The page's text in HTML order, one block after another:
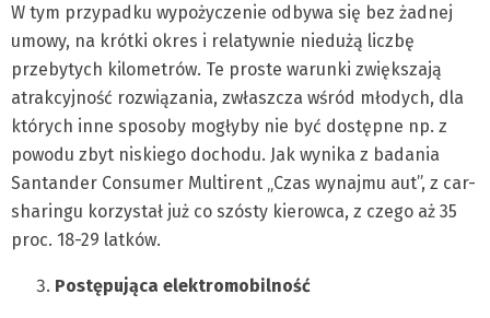
W tym przypadku wypożyczenie odbywa się bez żadnej
umowy, na krótki okres i relatywnie niedużą liczbę
przebytych kilometrów. Te proste warunki zwiększają
atrakcyjność rozwiązania, zwłaszcza wśród młodych, dla
których inne sposoby mogłyby nie być dostępne np. z
powodu zbyt niskiego dochodu. Jak wynika z badania
Santander Consumer Multirent „Czas wynajmu aut”, z car-
sharingu korzystał już co szósty kierowca, z czego aż 35
proc. 18-29 latków.
Postępująca elektromobilność